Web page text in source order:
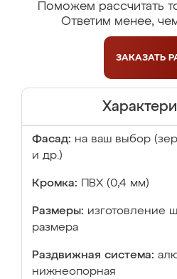
Поможем рассчитать
Ответим менее,
ЗАКАЗАТЬ
Фасад: на ваш выбор
и др.)
Кромка: ПВХ (0,4 мм)
Размеры: изготовление
размера
Раздвижная система:
нижнеопорная